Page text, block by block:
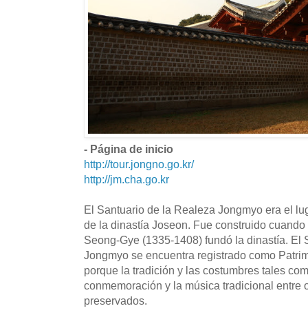
- Página de inicio
http://tour.jongno.go.kr/
http://jm.cha.go.kr
El Santuario de la Realeza Jongmyo era el
de la dinastía Joseon. Fue construido
Seong-Gye (1335-1408) fundó la dinastía. El
Jongmyo se encuentra registrado como
porque la tradición y las costumbres tales
conmemoración y la música tradicional entre
preservados.